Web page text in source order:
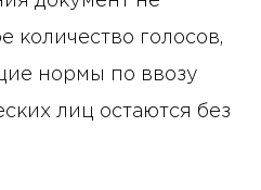
количество голосов,
нормы по ввозу
лиц остаются без